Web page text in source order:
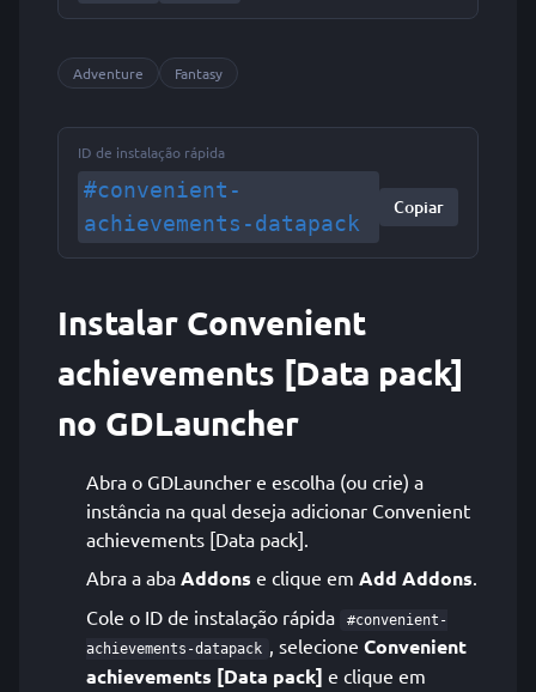
Adventure Fantasy
ID de instalação rápida
#convenient-
achievements-datapack
Copiar
Instalar Convenient
achievements [Data pack]
no GDLauncher
Abra o GDLauncher e escolha (ou crie) a
instância na qual deseja adicionar Convenient
achievements [Data pack].
Abra a aba Addons e clique em Add Addons.
Cole o ID de instalação rápida
#convenient-
achievements-datapack , selecione Convenient
achievements [Data pack] e clique em